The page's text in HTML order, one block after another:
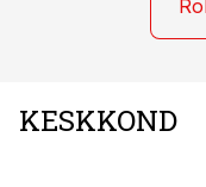
KESKKOND